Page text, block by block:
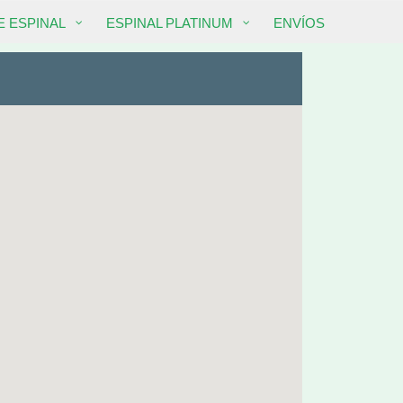
ESPINAL ESPINAL PLATINUM ENVÍOS